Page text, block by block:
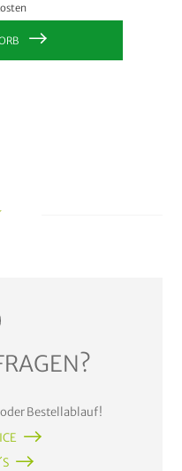
Bestellablauf!